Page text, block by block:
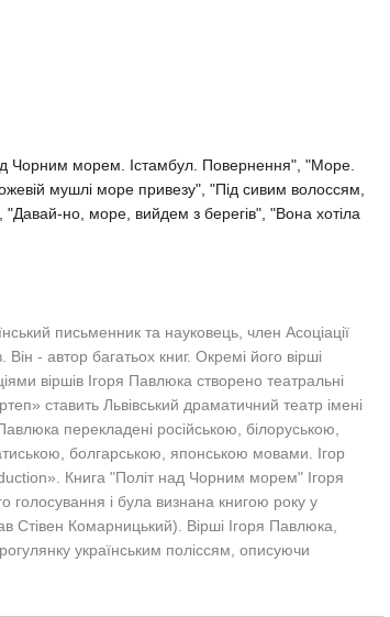
Чорним морем. Істамбул. Повернення", "Море.
мушлі море привезу", "Під сивим волоссям,
"Давай-но, море, вийдем з берегів", "Вона хотіла
письменник та науковець , член Асоціації
Він - автор багатьох книг. Окремі його вірші
віршів Ігоря Павлюка створено театральні
ставить Львівський драматичний театр імені
перекладені російською, білоруською,
болгарською, японською мовами. Ігор
Книга "Політ над Чорним морем" Ігоря
голосування і була визнана книгою року у
Стівен Комарницький). Вірші Ігоря Павлюка,
українським поліссям, описуючи